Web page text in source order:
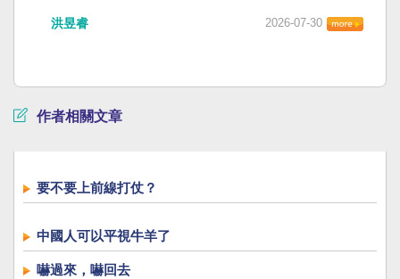
洪昱睿 2026-07-30
作者相關文章
要不要上前線打仗？
中國人可以平視牛羊了
嚇過來，嚇回去